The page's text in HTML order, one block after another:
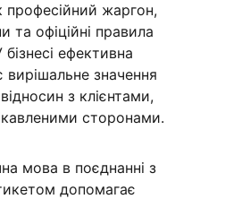
професійний жаргон,
та офіційні правила
ефективна
вирішальне значення
з клієнтами,
сторонами.
мова в поєднанні з
допомагає